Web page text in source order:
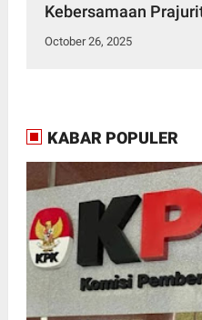
Kebersamaan
October 26, 2025
KABAR POPULER